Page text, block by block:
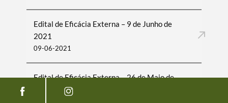
Edital de Eficácia Externa – 9 de Junho de
2021
09-06-2021
Edital de Eficácia Externa – 26 de Maio de